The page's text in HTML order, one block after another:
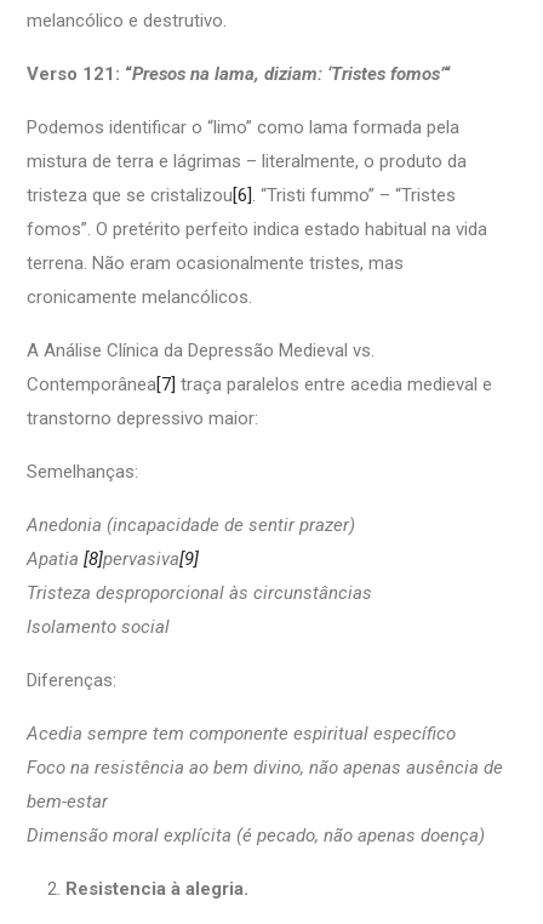
melancólico e destrutivo.
Verso 121: “Presos na lama, diziam: ‘Tristes fomos’“
Podemos identificar o “limo” como lama formada pela
mistura de terra e lágrimas – literalmente, o produto da
tristeza que se cristalizou[6]. “Tristi fummo” – “Tristes
fomos”. O pretérito perfeito indica estado habitual na vida
terrena. Não eram ocasionalmente tristes, mas
cronicamente melancólicos.
A Análise Clínica da Depressão Medieval vs.
Contemporânea[7] traça paralelos entre acedia medieval e
transtorno depressivo maior:
Semelhanças:
Anedonia (incapacidade de sentir prazer)
Apatia [8]pervasiva[9]
Tristeza desproporcional às circunstâncias
Isolamento social
Diferenças:
Acedia sempre tem componente espiritual específico
Foco na resistência ao bem divino, não apenas ausência de
bem-estar
Dimensão moral explícita (é pecado, não apenas doença)
Resistencia à alegria.